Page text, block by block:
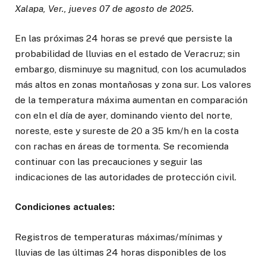
Xalapa, Ver., jueves 07 de agosto de 2025.
En las próximas 24 horas se prevé que persiste la
probabilidad de lluvias en el estado de Veracruz; sin
embargo, disminuye su magnitud, con los acumulados
más altos en zonas montañosas y zona sur. Los valores
de la temperatura máxima aumentan en comparación
con eln el día de ayer, dominando viento del norte,
noreste, este y sureste de 20 a 35 km/h en la costa
con rachas en áreas de tormenta. Se recomienda
continuar con las precauciones y seguir las
indicaciones de las autoridades de protección civil.
Condiciones actuales:
Registros de temperaturas máximas/mínimas y
lluvias de las últimas 24 horas disponibles de los